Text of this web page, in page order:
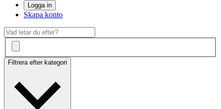
Logga in
Skapa konto
Filtrera efter kategori